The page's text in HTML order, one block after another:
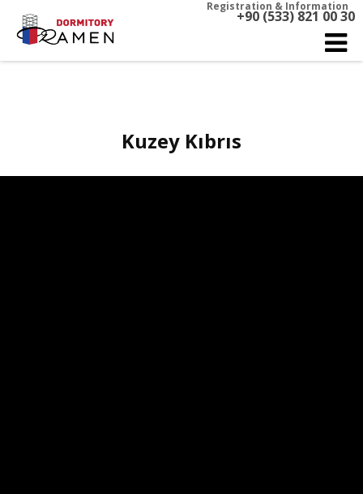
Registration & Information
+90 (533) 821 00 30
Kuzey Kıbrıs